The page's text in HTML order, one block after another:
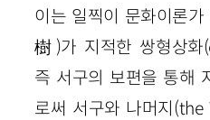
이는 일찍이 문화이론
樹)가 지적한 쌍형상화
즉 서구의 보편을 통해
로써 서구와 나머지